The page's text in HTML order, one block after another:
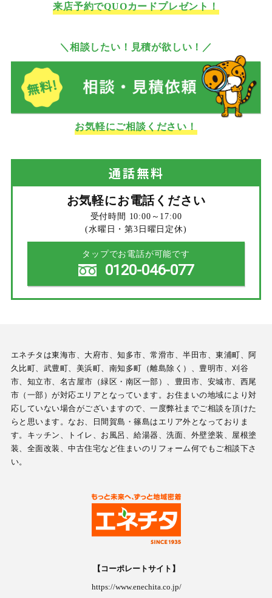
来店予約でQUOカードプレゼント！
＼相談したい！見積が欲しい！／
お気軽にご相談ください！
通話無料
お気軽にお電話ください
受付時間 10:00～17:00
(水曜日・第3日曜日定休)
タップでお電話が可能です
0120-046-077
エネチタは東海市、大府市、知多市、常滑市、半田市、東浦町、阿
久比町、武豊町、美浜町、南知多町（離島除く）、豊明市、刈谷
市、知立市、名古屋市（緑区・南区一部）、豊田市、安城市、西尾
市（一部）が対応エリアとなっています。お住まいの地域により対
応していない場合がございますので、一度弊社までご相談を頂けた
らと思います。なお、日間賀島・篠島はエリア外となっておりま
す。キッチン、トイレ、お風呂、給湯器、洗面、外壁塗装、屋根塗
装、全面改装、中古住宅など住まいのリフォーム何でもご相談下さ
い。
【コーポレートサイト】
https://www.enechita.co.jp/